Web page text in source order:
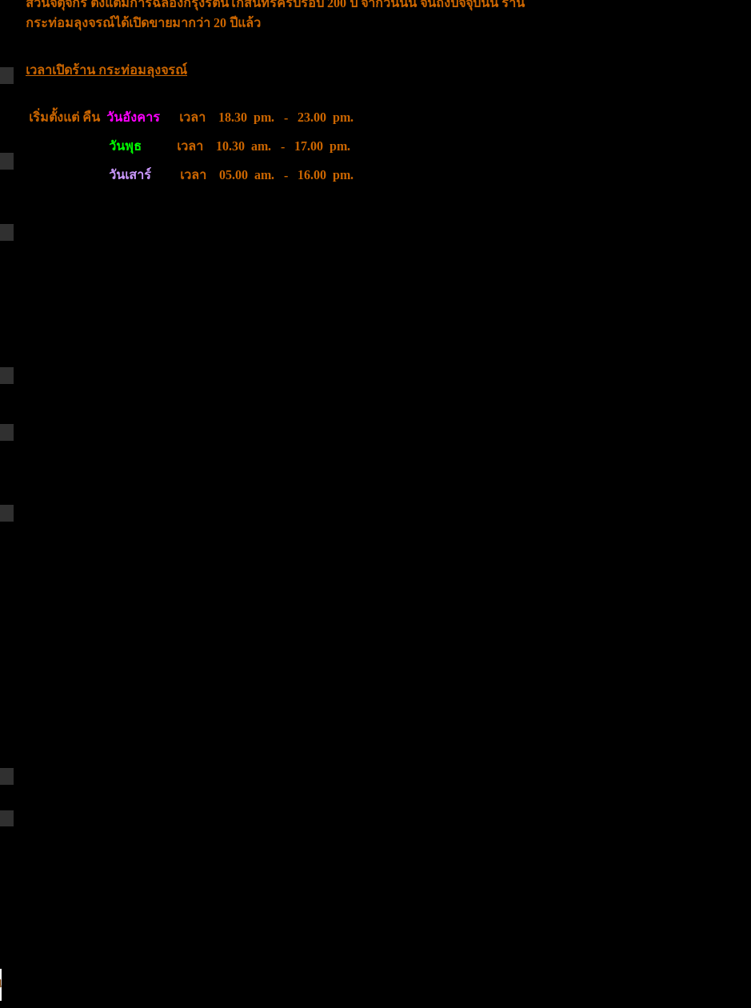
สวนจตุจักร ตั้งแต่มีการฉลองกรุงรัตนโกสินทร์ครบรอบ 200 ปี จากวันนั้น จนถึงปัจจุบันนี้ ร้าน
กระท่อมลุงจรณ์ได้เปิดขายมากว่า 20 ปีแล้ว
เวลาเปิดร้าน กระท่อมลุงจรณ์
เริ่มตั้งแต่ คืน วันอังคาร เวลา 18.30 pm. - 23.00 pm.
วันพุธ เวลา 10.30 am. - 17.00 pm.
วันเสาร์ เวลา 05.00 am. - 16.00 pm.